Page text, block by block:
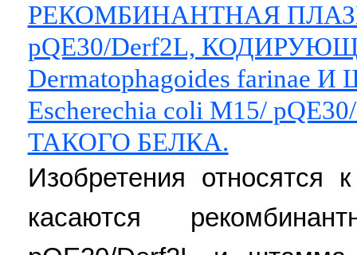
РЕКОМБИНАНТНАЯ
pQE30/Derf2L,
Dermatophagoides
Escherechia coli M15/
ТАКОГО БЕЛКА.
Изобретения относятся
касаются